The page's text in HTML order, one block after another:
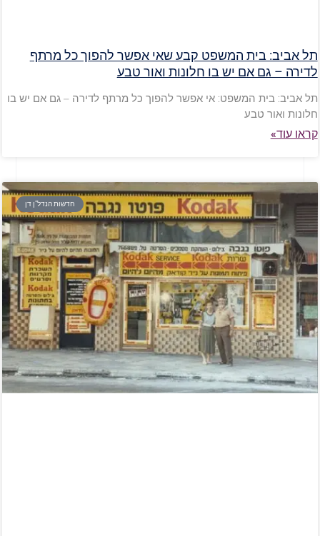
תל אביב: בית המשפט קבע שאי אפשר להפוך כל מרתף
לדירה – גם אם יש בו חלונות ואור טבע
תל אביב: בית המשפט: אי אפשר להפוך כל מרתף לדירה – גם אם יש בו
חלונות ואור טבע
קראו עוד»
חדשות הנדל"ן דן